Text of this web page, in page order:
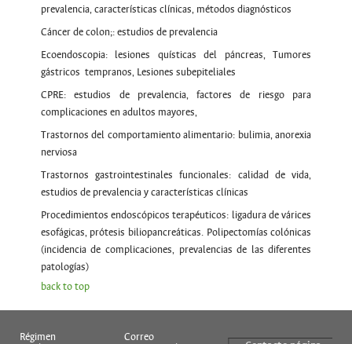
prevalencia, características clínicas, métodos diagnósticos
Cáncer de colon;: estudios de prevalencia
Ecoendoscopia: lesiones quísticas del páncreas, Tumores
gástricos tempranos, Lesiones subepiteliales
CPRE: estudios de prevalencia, factores de riesgo para
complicaciones en adultos mayores,
Trastornos del comportamiento alimentario: bulimia, anorexia
nerviosa
Trastornos gastrointestinales funcionales: calidad de vida,
estudios de prevalencia y características clínicas
Procedimientos endoscópicos terapéuticos: ligadura de várices
esofágicas, prótesis biliopancreáticas. Polipectomías colónicas
(incidencia de complicaciones, prevalencias de las diferentes
patologías)
back to top
Régimen
Correo